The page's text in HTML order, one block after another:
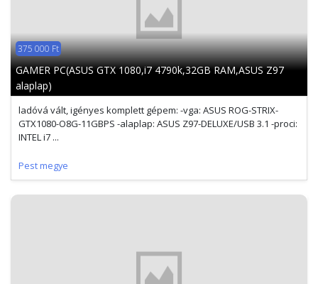
375 000 Ft
GAMER PC(ASUS GTX 1080,i7 4790k,32GB RAM,ASUS Z97
alaplap)
ladóvá vált, igényes komplett gépem: -vga: ASUS ROG-STRIX-
GTX1080-O8G-11GBPS -alaplap: ASUS Z97-DELUXE/USB 3.1 -proci:
INTEL i7 ...
Pest megye